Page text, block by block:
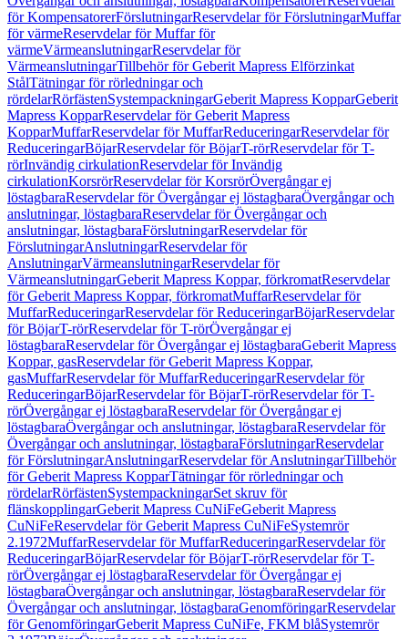
för KompensatorerFörslutningarReservdelar för FörslutningarMuffar
för värmeReservdelar för Muffar för
värmeVärmeanslutningarReservdelar för
VärmeanslutningarTillbehör för Geberit Mapress Elförzinkat
StålTätningar för rörledningar och
rördelarRörfästenSystempackningarGeberit Mapress KopparGeberit
Mapress KopparReservdelar för Geberit Mapress
KopparMuffarReservdelar för MuffarReduceringarReservdelar för
ReduceringarBöjarReservdelar för BöjarT-rörReservdelar för T-
rörInvändig cirkulationReservdelar för Invändig
cirkulationKorsrörReservdelar för KorsrörÖvergångar ej
löstagbaraReservdelar för Övergångar ej löstagbaraÖvergångar och
anslutningar, löstagbaraReservdelar för Övergångar och
anslutningar, löstagbaraFörslutningarReservdelar för
FörslutningarAnslutningarReservdelar för
AnslutningarVärmeanslutningarReservdelar för
VärmeanslutningarGeberit Mapress Koppar, förkromatReservdelar
för Geberit Mapress Koppar, förkromatMuffarReservdelar för
MuffarReduceringarReservdelar för ReduceringarBöjarReservdelar
för BöjarT-rörReservdelar för T-rörÖvergångar ej
löstagbaraReservdelar för Övergångar ej löstagbaraGeberit Mapress
Koppar, gasReservdelar för Geberit Mapress Koppar,
gasMuffarReservdelar för MuffarReduceringarReservdelar för
ReduceringarBöjarReservdelar för BöjarT-rörReservdelar för T-
rörÖvergångar ej löstagbaraReservdelar för Övergångar ej
löstagbaraÖvergångar och anslutningar, löstagbaraReservdelar för
Övergångar och anslutningar, löstagbaraFörslutningarReservdelar
för FörslutningarAnslutningarReservdelar för AnslutningarTillbehör
för Geberit Mapress KopparTätningar för rörledningar och
rördelarRörfästenSystempackningarSet skruv för
flänskopplingarGeberit Mapress CuNiFeGeberit Mapress
CuNiFeReservdelar för Geberit Mapress CuNiFeSystemrör
2.1972MuffarReservdelar för MuffarReduceringarReservdelar för
ReduceringarBöjarReservdelar för BöjarT-rörReservdelar för T-
rörÖvergångar ej löstagbaraReservdelar för Övergångar ej
löstagbaraÖvergångar och anslutningar, löstagbaraReservdelar för
Övergångar och anslutningar, löstagbaraGenomföringarReservdelar
för GenomföringarGeberit Mapress CuNiFe, FKM blåSystemrör